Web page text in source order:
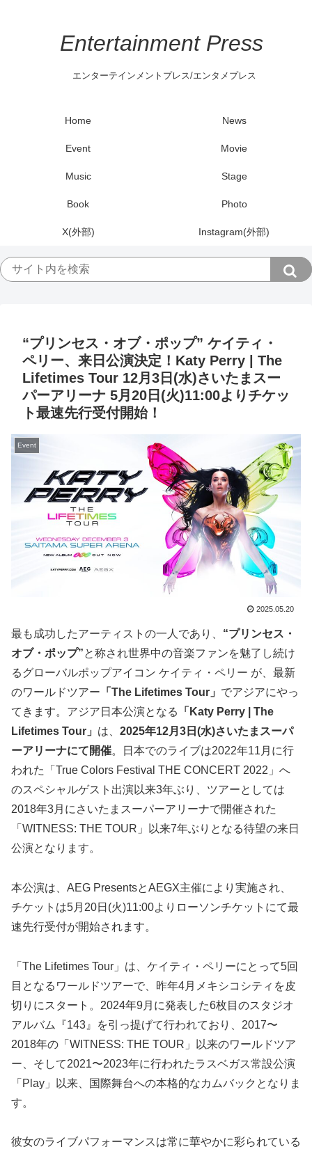
Entertainment Press
エンターテインメントプレス/エンタメプレス
Home News
Event Movie
Music Stage
Book Photo
X(外部) Instagram(外部)
“プリンセス・オブ・ポップ” ケイティ・
ペリー、来日公演決定！Katy Perry | The
Lifetimes Tour 12月3日(水)さいたまスー
パーアリーナ 5月20日(火)11:00よりチケッ
ト最速先行受付開始！
Event
2025.05.20
最も成功したアーティストの一人であり、 “プリンセス・
オブ・ポップ”と称され世界中の音楽ファンを魅了し続け
るグローバルポップアイコン ケイティ・ペリー が、最新
のワールドツアー 「The Lifetimes Tour」 でアジアにやっ
てきます。アジア日本公演となる
「Katy Perry | The
Lifetimes Tour」 は、 2025年12月3日(水)さいたまスーパ
ーアリーナにて開催。日本でのライブは2022年11月に行
われた「True Colors Festival THE CONCERT 2022」へ
のスペシャルゲスト出演以来3年ぶり、ツアーとしては
2018年3月にさいたまスーパーアリーナで開催された
「WITNESS: THE TOUR」以来7年ぶりとなる待望の来日
公演となります。
本公演は、AEG PresentsとAEGX主催により実施され、
チケットは5月20日(火)11:00よりローソンチケットにて最
速先行受付が開始されます。
「The Lifetimes Tour」は、ケイティ・ペリーにとって5回
目となるワールドツアーで、昨年4月メキシコシティを皮
切りにスタート。2024年9月に発表した6枚目のスタジオ
アルバム『143』を引っ提げて行われており、2017〜
2018年の「WITNESS: THE TOUR」以来のワールドツア
ー、そして2021〜2023年に行われたラスベガス常設公演
「Play」以来、国際舞台への本格的なカムバックとなりま
す。
彼女のライブパフォーマンスは常に華やかに彩られている